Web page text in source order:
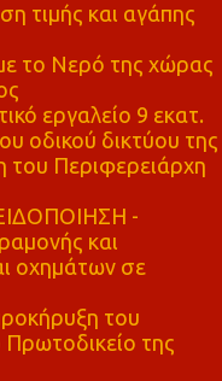
τιμής και αγάπης
το Νερό της χώρας
εργαλείο 9 εκατ.
οδικού δικτύου της
Περιφερειάρχη
-
και
οχημάτων σε
του
της